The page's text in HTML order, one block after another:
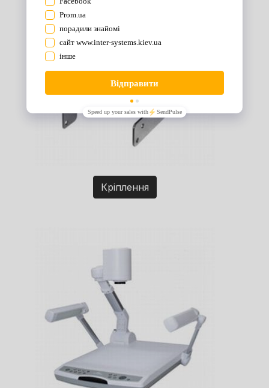
Кріплення